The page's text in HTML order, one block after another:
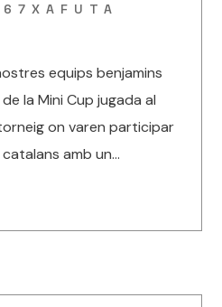
equips benjamins
la Mini Cup jugada al
on varen participar
amb un...